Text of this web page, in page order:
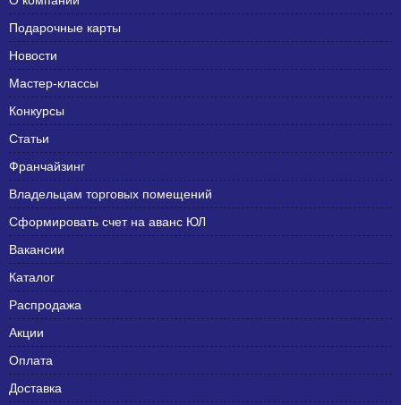
Подарочные карты
Новости
Мастер-классы
Конкурсы
Статьи
Франчайзинг
Владельцам торговых помещений
Сформировать счет на аванс ЮЛ
Вакансии
Каталог
Распродажа
Акции
Оплата
Доставка